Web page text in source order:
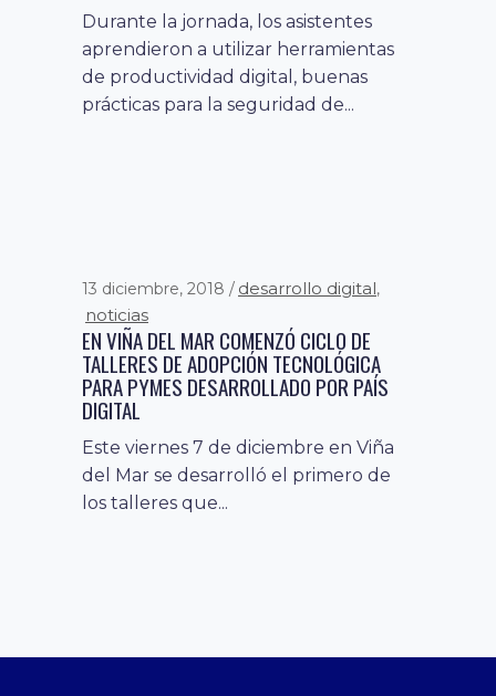
Durante la jornada, los asistentes
aprendieron a utilizar herramientas
de productividad digital, buenas
prácticas para la seguridad de...
13 diciembre, 2018 desarrollo digital,
noticias
EN VIÑA DEL MAR COMENZÓ CICLO DE
TALLERES DE ADOPCIÓN TECNOLÓGICA
PARA PYMES DESARROLLADO POR PAÍS
DIGITAL
Este viernes 7 de diciembre en Viña
del Mar se desarrolló el primero de
los talleres que...